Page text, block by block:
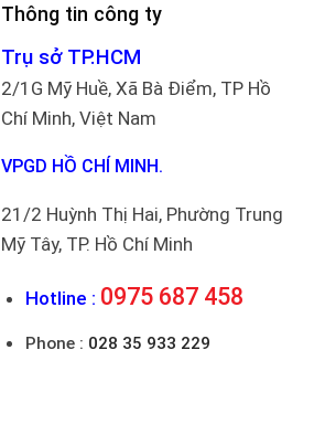
Thông tin công ty
Trụ sở TP.HCM
2/1G Mỹ Huề, Xã Bà Điểm, TP Hồ
Chí Minh, Việt Nam
VPGD HỒ CHÍ MINH.
21/2 Huỳnh Thị Hai, Phường Trung
Mỹ Tây, TP. Hồ Chí Minh
Hotline : 0975 687 458
Phone : 028 35 933 229